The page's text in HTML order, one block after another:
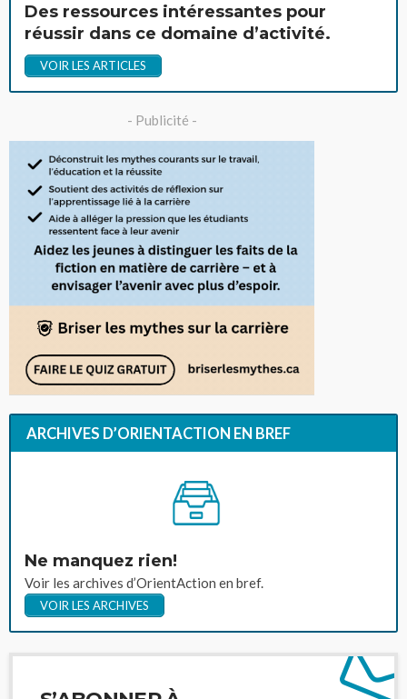
Des ressources intéressantes pour
réussir dans ce domaine d’activité.
VOIR LES ARTICLES
- Publicité -
ARCHIVES D’ORIENTACTION EN BREF
Ne manquez rien!
Voir les archives d’OrientAction en bref.
VOIR LES ARCHIVES